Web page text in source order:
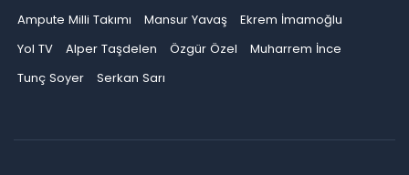
Ampute Milli Takımı
Mansur Yavaş
Ekrem İmamoğlu
Yol TV
Alper Taşdelen Özgür Özel
Muharrem İnce
Tunç Soyer
Serkan Sarı